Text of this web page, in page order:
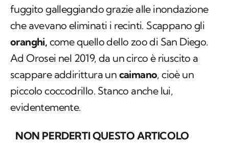
fuggito galleggiando grazie alle inondazione
che avevano eliminati i recinti. Scappano gli
oranghi, come quello dello zoo di San Diego.
Ad Orosei nel 2019, da un circo è riuscito a
scappare addirittura un caimano, cioè un
piccolo coccodrillo. Stanco anche lui,
evidentemente.
NON PERDERTI QUESTO ARTICOLO